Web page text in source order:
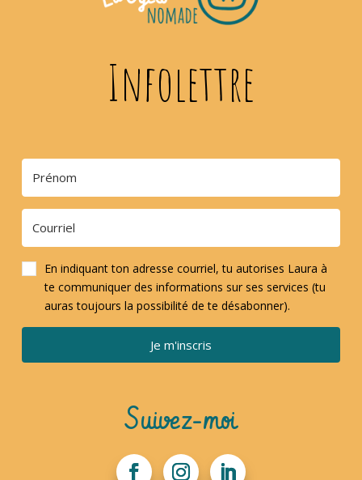
Infolettre
En indiquant ton adresse courriel, tu autorises Laura à
te communiquer des informations sur ses services (tu
auras toujours la possibilité de te désabonner).
Je m'inscris
Suivez-moi